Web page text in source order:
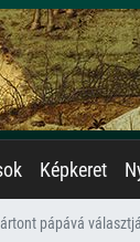
Képkeret
pápává